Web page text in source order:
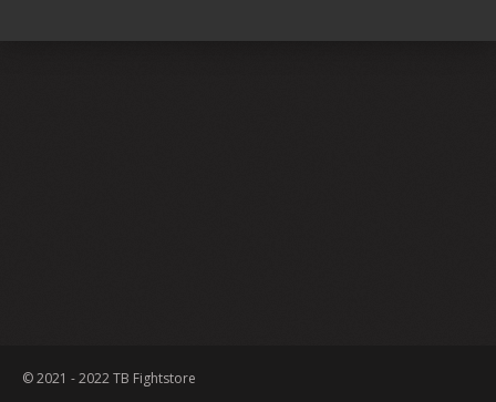
© 2021 - 2022 TB Fightstore